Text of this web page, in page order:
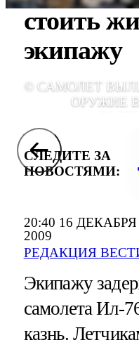
20:40 16 ДЕКАБРЯ
2009
РЕДАКЦИЯ
стоить
экипажу
© САМОЛЕТ
ОРУЖИЕ
СЛЕДИТЕ ЗА
НОВОСТЯМИ:
Экипажу
самолета Ил-
казнь.